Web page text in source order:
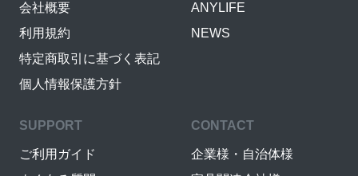
会社概要
利用規約
特定商取引に基づく表記
個人情報保護方針
ANYLIFE
NEWS
SUPPORT
ご利用ガイド
CONTACT
企業様・自治体様